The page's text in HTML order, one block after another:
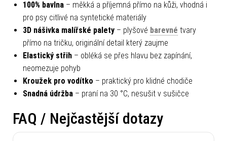
100% bavlna – měkká a příjemná přímo na kůži, vhodná i
pro psy citlivé na syntetické materiály
3D nášivka malířské palety – plyšové barevné tvary
přímo na tričku, originální detail který zaujme
Elastický střih – obléká se přes hlavu bez zapínání,
neomezuje pohyb
Kroužek pro vodítko – praktický pro klidné chodiče
Snadná údržba – praní na 30 °C, nesušit v sušičce
FAQ / Nejčastější dotazy